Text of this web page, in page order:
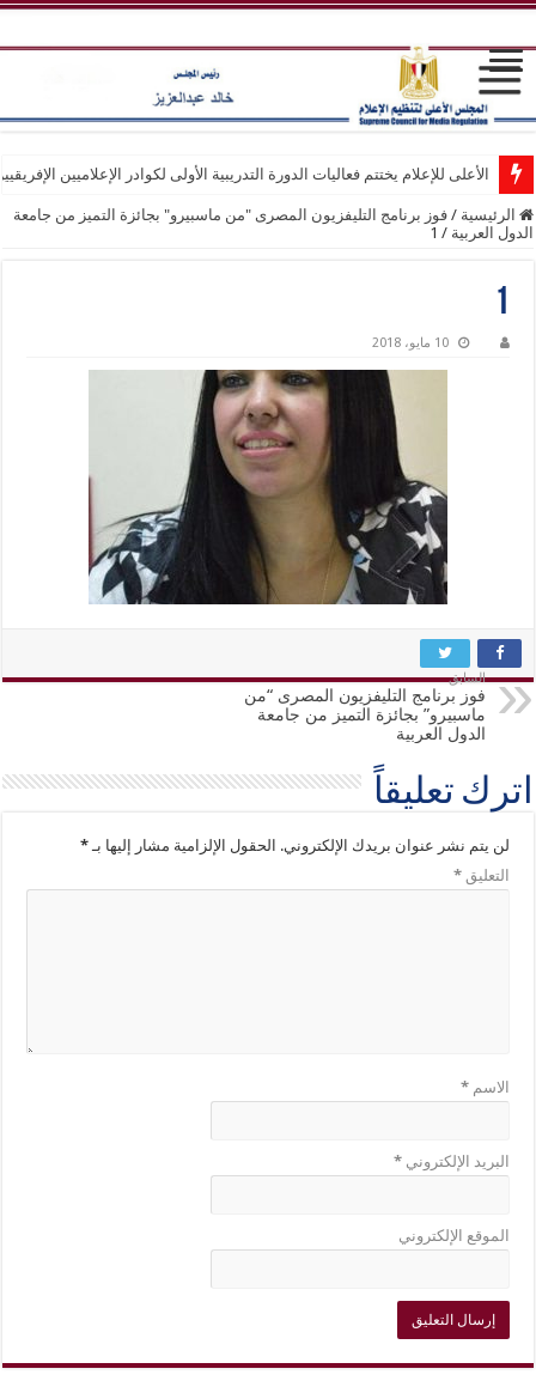
الأعلى للإعلام يختتم فعاليات الدورة التدريبية الأولى لكوادر الإعلاميين
الرئيسية / فوز برنامج التليفزيون المصرى "من ماسبيرو" بجائزة التميز من جامعة
الدول العربية /
1
1
10 مايو، 2018
السابق
فوز برنامج التليفزيون المصرى “من
ماسبيرو” بجائزة التميز من جامعة
الدول العربية
اترك تعليقاً
لن يتم نشر عنوان بريدك الإلكتروني. الحقول الإلزامية مشار إليها بـ*
التعليق*
الاسم*
البريد الإلكتروني*
الموقع الإلكتروني